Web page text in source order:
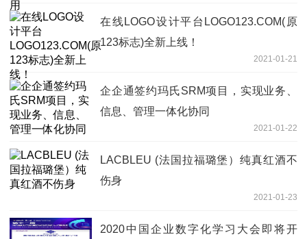
在线LOGO设计平台LOGO123.COM(原
123标志)全新上线！
2021-01-21
企企通签约玛氏SRM项目，实现业务、
信息、管理一体化协同
2021-01-22
LACBLEU (法国拉福璐堡）纯真红酒不
伤身
2021-01-23
2020中国企业数字化学习大会即将开